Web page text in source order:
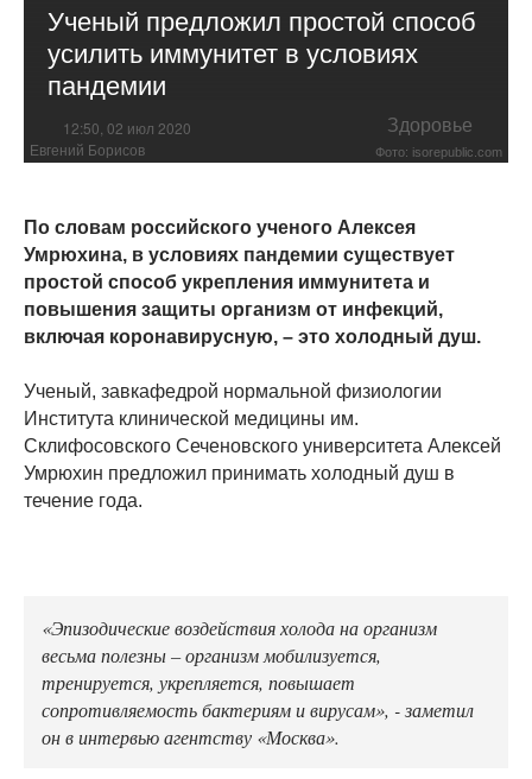
Ученый предложил простой способ
усилить иммунитет в условиях
пандемии
12:50, 02 июл 2020 Здоровье
Евгений Борисов Фото: isorepublic.com
По словам российского ученого Алексея
Умрюхина, в условиях пандемии существует
простой способ укрепления иммунитета и
повышения защиты организм от инфекций,
включая коронавирусную, – это холодный душ.
Ученый, завкафедрой нормальной физиологии
Института клинической медицины им.
Склифосовского Сеченовского университета Алексей
Умрюхин предложил принимать холодный душ в
течение года.
«Эпизодические воздействия холода на организм
весьма полезны – организм мобилизуется,
тренируется, укрепляется, повышает
сопротивляемость бактериям и вирусам», - заметил
он в интервью агентству «Москва».